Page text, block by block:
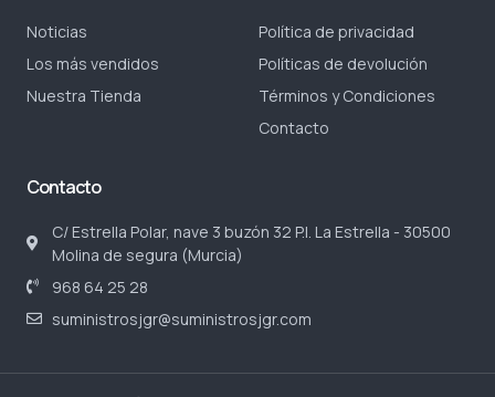
Noticias
Los más vendidos
Nuestra Tienda
Política de privacidad
Políticas de devolución
Términos y Condiciones
Contacto
Contacto
C/ Estrella Polar, nave 3 buzón 32 P.I. La Estrella - 30500
Molina de segura (Murcia)
968 64 25 28
suministrosjgr@suministrosjgr.com